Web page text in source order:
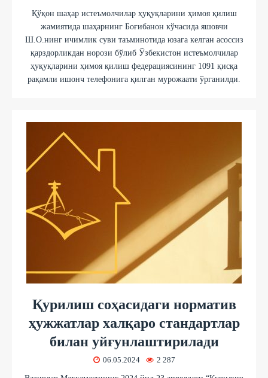
Қўқон шаҳар истеъмолчилар ҳуқуқларини ҳимоя қилиш
жамиятида шаҳарнинг Боғибанон кўчасида яшовчи
Ш.О.нинг ичимлик суви таъминотида юзага келган асоссиз
қарздорликдан норози бўлиб Ўзбекистон истеъмолчилар
ҳуқуқларини ҳимоя қилиш федерациясининг 1091 қисқа
рақамли ишонч телефонига қилган мурожаати ўрганилди.
Қурилиш соҳасидаги норматив
ҳужжатлар халқаро стандартлар
билан уйғунлаштирилади
06.05.2024 2 287